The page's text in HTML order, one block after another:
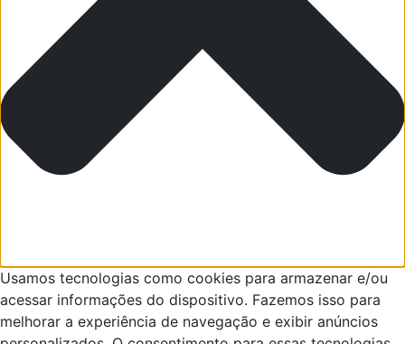
Usamos tecnologias como cookies para armazenar e/ou
acessar informações do dispositivo. Fazemos isso para
melhorar a experiência de navegação e exibir anúncios